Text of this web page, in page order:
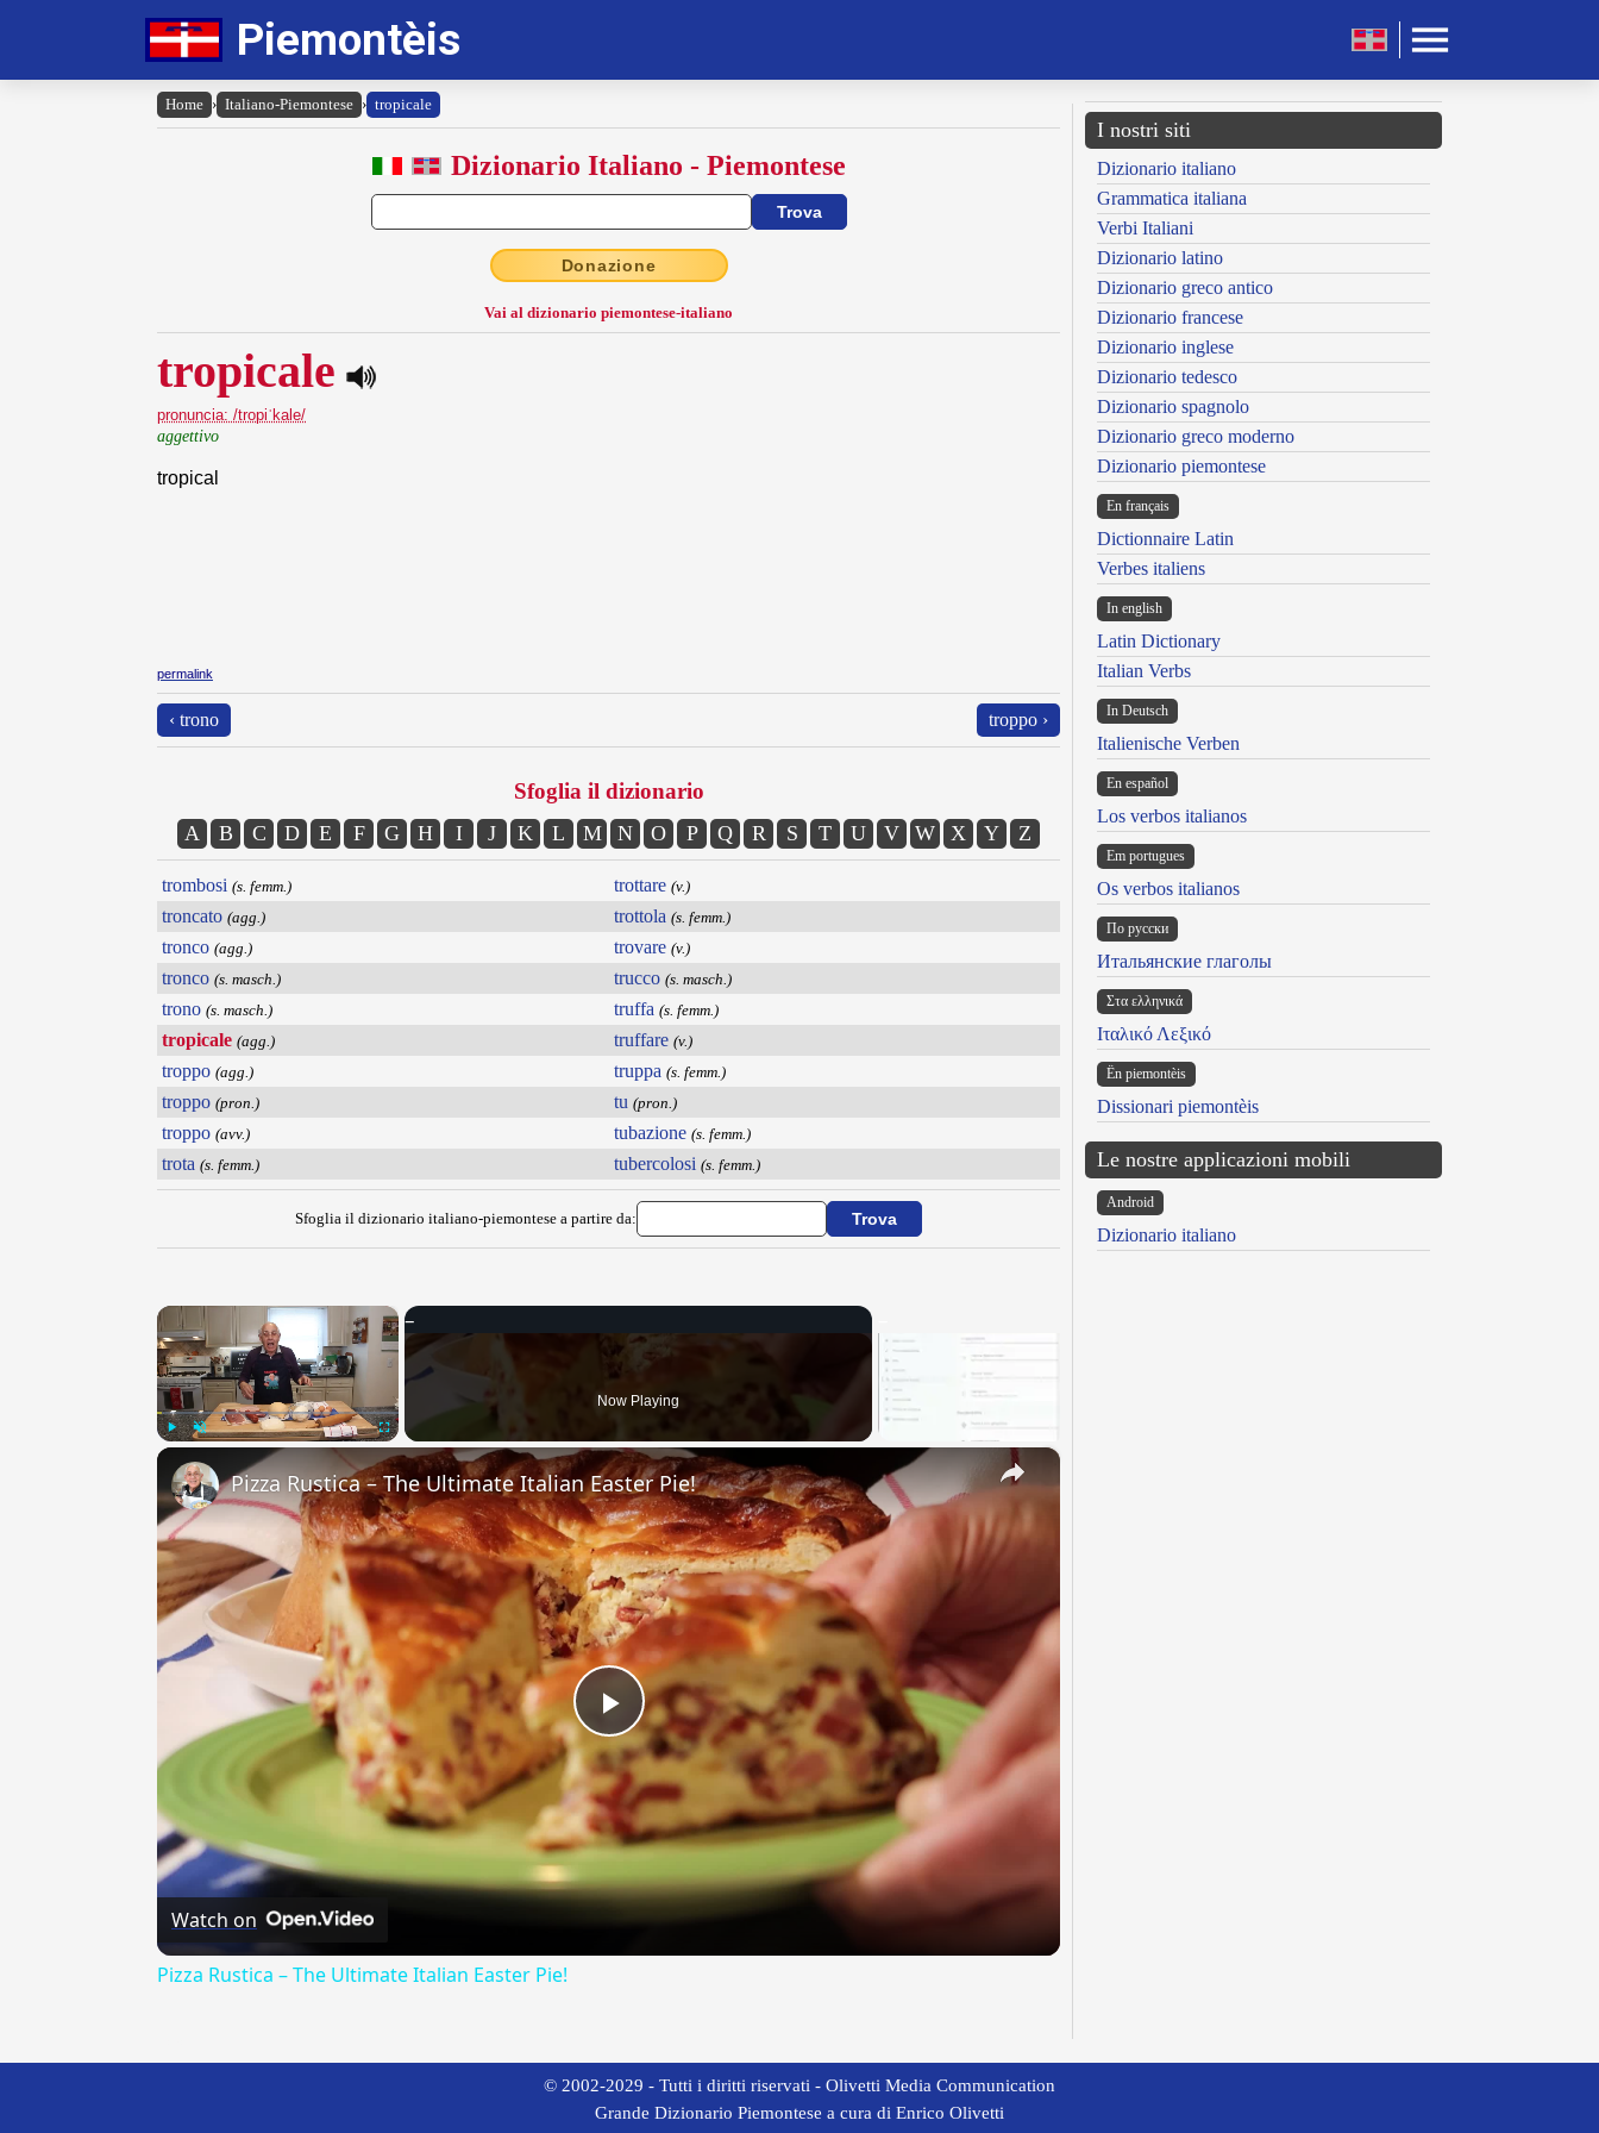
Piemontèis
Home › Italiano-Piemontese › tropicale
Dizionario Italiano - Piemontese
Donazione
Vai al dizionario piemontese-italiano
tropicale
pronuncia: /tropiˈkale/
aggettivo
tropical
permalink
‹ trono troppo ›
Sfoglia il dizionario
A B C D E F G H I J K L M N O P Q R S T U V W X Y Z
trombosi (s. femm.)
troncato (agg.)
tronco (agg.)
tronco (s. masch.)
trono (s. masch.)
tropicale (agg.)
troppo (agg.)
troppo (pron.)
troppo (avv.)
trota (s. femm.)
trottare (v.)
trottola (s. femm.)
trovare (v.)
trucco (s. masch.)
truffa (s. femm.)
truffare (v.)
truppa (s. femm.)
tu (pron.)
tubazione (s. femm.)
tubercolosi (s. femm.)
Sfoglia il dizionario italiano-piemontese a partire da:
×
Fullscreen
Now Playing
×
Play
Video
Pizza Rustica – The Ultimate Italian Easter Pie!
Watch on
Pizza Rustica – The Ultimate Italian Easter Pie!
I nostri siti
Dizionario italiano
Grammatica italiana
Verbi Italiani
Dizionario latino
Dizionario greco antico
Dizionario francese
Dizionario inglese
Dizionario tedesco
Dizionario spagnolo
Dizionario greco moderno
Dizionario piemontese
En français
Dictionnaire Latin
Verbes italiens
In english
Latin Dictionary
Italian Verbs
In Deutsch
Italienische Verben
En español
Los verbos italianos
Em portugues
Os verbos italianos
По русски
Итальянские глаголы
Στα ελληνικά
Ιταλικό Λεξικό
Ën piemontèis
Dissionari piemontèis
Le nostre applicazioni mobili
Android
Dizionario italiano
© 2002-2029 - Tutti i diritti riservati - Olivetti Media Communication
Grande Dizionario Piemontese a cura di Enrico Olivetti